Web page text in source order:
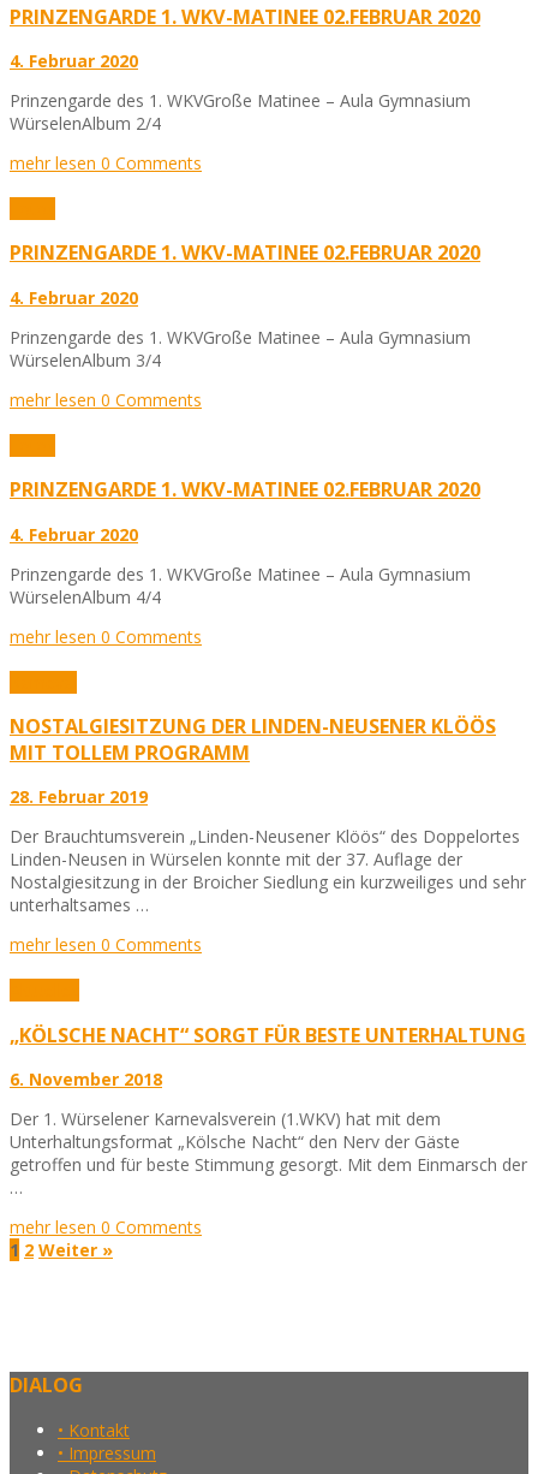
PRINZENGARDE 1. WKV-MATINEE 02.FEBRUAR 2020
4. Februar 2020
Prinzengarde des 1. WKVGroße Matinee – Aula Gymnasium
WürselenAlbum 2/4
mehr lesen 0 Comments
PRINZENGARDE 1. WKV-MATINEE 02.FEBRUAR 2020
4. Februar 2020
Prinzengarde des 1. WKVGroße Matinee – Aula Gymnasium
WürselenAlbum 3/4
mehr lesen 0 Comments
PRINZENGARDE 1. WKV-MATINEE 02.FEBRUAR 2020
4. Februar 2020
Prinzengarde des 1. WKVGroße Matinee – Aula Gymnasium
WürselenAlbum 4/4
mehr lesen 0 Comments
NOSTALGIESITZUNG DER LINDEN-NEUSENER KLÖÖS
MIT TOLLEM PROGRAMM
28. Februar 2019
Der Brauchtumsverein „Linden-Neusener Klöös“ des Doppelortes
Linden-Neusen in Würselen konnte mit der 37. Auflage der
Nostalgiesitzung in der Broicher Siedlung ein kurzweiliges und sehr
unterhaltsames …
mehr lesen 0 Comments
„KÖLSCHE NACHT“ SORGT FÜR BESTE UNTERHALTUNG
6. November 2018
Der 1. Würselener Karnevalsverein (1.WKV) hat mit dem
Unterhaltungsformat „Kölsche Nacht“ den Nerv der Gäste
getroffen und für beste Stimmung gesorgt. Mit dem Einmarsch der
…
mehr lesen 0 Comments
1 2 Weiter »
DIALOG
• Kontakt
• Impressum